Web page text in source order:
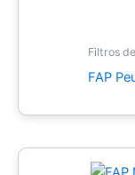
Filtros
FAP